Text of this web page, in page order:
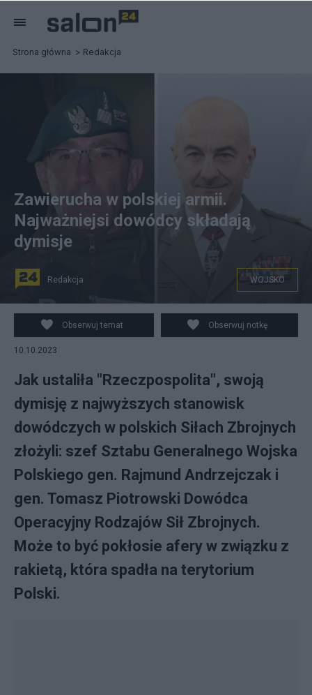
Strona główna Redakcja
Gen. Tomasz Piotrowski. Fot. YouTube/TVP Info,
Wikipedia
Zawierucha w polskiej armii.
Najważniejsi dowódcy składają
dymisje
Redakcja WOJSKO
Obserwuj temat Obserwuj notkę
10.10.2023
Jak ustaliła "Rzeczpospolita", swoją
dymisję z najwyższych stanowisk
dowódczych w polskich Siłach Zbrojnych
złożyli: szef Sztabu Generalnego Wojska
Polskiego gen. Rajmund Andrzejczak i
gen. Tomasz Piotrowski Dowódca
Operacyjny Rodzajów Sił Zbrojnych.
Może to być pokłosie afery w związku z
rakietą, która spadła na terytorium
Polski.